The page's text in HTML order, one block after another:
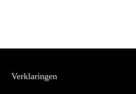
Verklaringen